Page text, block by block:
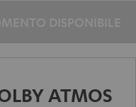
ATMOS